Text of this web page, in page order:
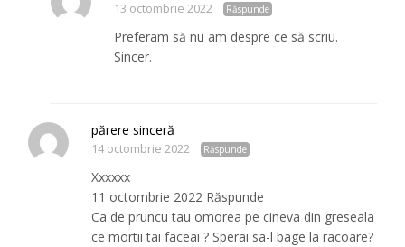
13 octombrie 2022 Răspunde
Preferam să nu am despre ce să scriu.
Sincer.
părere sinceră
14 octombrie 2022 Răspunde
Xxxxxx
11 octombrie 2022 Răspunde
Ca de pruncu tau omorea pe cineva din greseala
ce mortii tai faceai ? Sperai sa-l bage la racoare?